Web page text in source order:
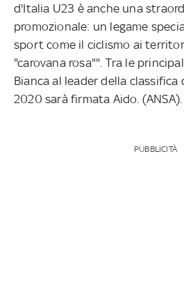
d'Italia U23 è anche una
promozionale: un legame
sport come il ciclismo ai
"carovana rosa"". Tra le
Bianca al leader della classifica
2020 sarà firmata Aido. (ANSA).
PUBBLICITÀ